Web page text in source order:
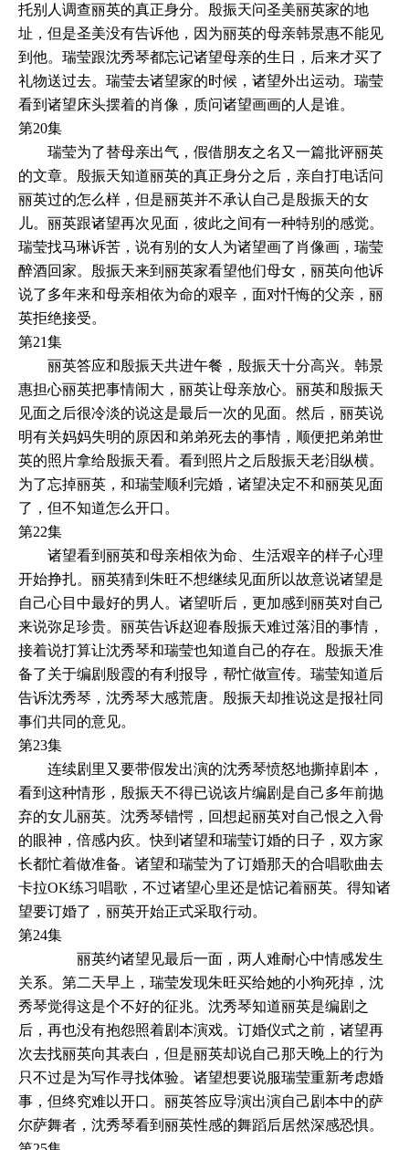
托别人调查丽英的真正身分。殷振天问圣美丽英家的地
址，但是圣美没有告诉他，因为丽英的母亲韩景惠不能见
到他。瑞莹跟沈秀琴都忘记诸望母亲的生日，后来才买了
礼物送过去。瑞莹去诸望家的时候，诸望外出运动。瑞莹
看到诸望床头摆着的肖像，质问诸望画画的人是谁。
第20集
瑞莹为了替母亲出气，假借朋友之名又一篇批评丽英
的文章。殷振天知道丽英的真正身分之后，亲自打电话问
丽英过的怎么样，但是丽英并不承认自己是殷振天的女
儿。丽英跟诸望再次见面，彼此之间有一种特别的感觉。
瑞莹找马琳诉苦，说有别的女人为诸望画了肖像画，瑞莹
醉酒回家。殷振天来到丽英家看望他们母女，丽英向他诉
说了多年来和母亲相依为命的艰辛，面对忏悔的父亲，丽
英拒绝接受。
第21集
丽英答应和殷振天共进午餐，殷振天十分高兴。韩景
惠担心丽英把事情闹大，丽英让母亲放心。丽英和殷振天
见面之后很冷淡的说这是最后一次的见面。然后，丽英说
明有关妈妈失明的原因和弟弟死去的事情，顺便把弟弟世
英的照片拿给殷振天看。看到照片之后殷振天老泪纵横。
为了忘掉丽英，和瑞莹顺利完婚，诸望决定不和丽英见面
了，但不知道怎么开口。
第22集
诸望看到丽英和母亲相依为命、生活艰辛的样子心理
开始挣扎。丽英猜到朱旺不想继续见面所以故意说诸望是
自己心目中最好的男人。诸望听后，更加感到丽英对自己
来说弥足珍贵。丽英告诉赵迎春殷振天难过落泪的事情，
接着说打算让沈秀琴和瑞莹也知道自己的存在。殷振天准
备了关于编剧殷霞的有利报导，帮忙做宣传。瑞莹知道后
告诉沈秀琴，沈秀琴大感荒唐。殷振天却推说这是报社同
事们共同的意见。
第23集
连续剧里又要带假发出演的沈秀琴愤怒地撕掉剧本，
看到这种情形，殷振天不得已说该片编剧是自己多年前抛
弃的女儿丽英。沈秀琴错愕，回想起丽英对自己恨之入骨
的眼神，倍感内疚。快到诸望和瑞莹订婚的日子，双方家
长都忙着做准备。诸望和瑞莹为了订婚那天的合唱歌曲去
卡拉OK练习唱歌，不过诸望心里还是惦记着丽英。得知诸
望要订婚了，丽英开始正式采取行动。
第24集
丽英约诸望见最后一面，两人难耐心中情感发生
关系。第二天早上，瑞莹发现朱旺买给她的小狗死掉，沈
秀琴觉得这是个不好的征兆。沈秀琴知道丽英是编剧之
后，再也没有抱怨照着剧本演戏。订婚仪式之前，诸望再
次去找丽英向其表白，但是丽英却说自己那天晚上的行为
只不过是为写作寻找体验。诸望想要说服瑞莹重新考虑婚
事，但终究难以开口。丽英答应导演出演自己剧本中的萨
尔萨舞者，沈秀琴看到丽英性感的舞蹈后居然深感恐惧。